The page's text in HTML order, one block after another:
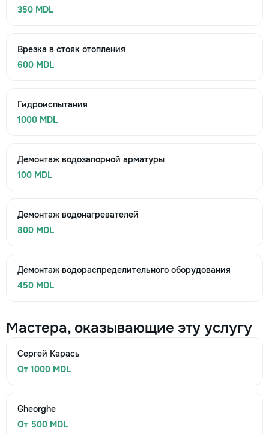
350 MDL
Врезка в стояк отопления
600 MDL
Гидроиспытания
1000 MDL
Демонтаж водозапорной арматуры
100 MDL
Демонтаж водонагревателей
800 MDL
Демонтаж водораспределительного оборудования
450 MDL
Мастера, оказывающие эту услугу
Сергей Карась
От 1000 MDL
Gheorghe
От 500 MDL